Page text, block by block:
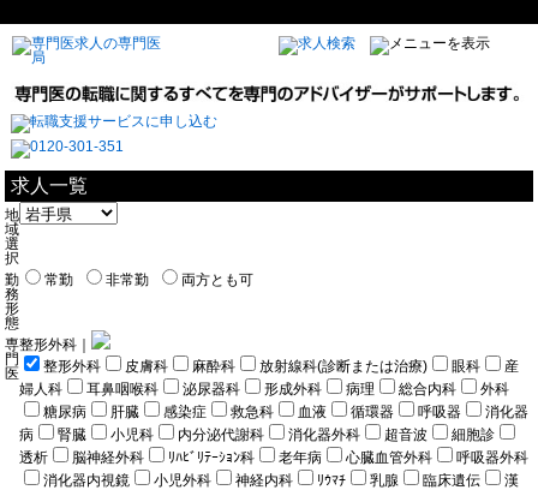
求人一覧
地
域
選
択
勤
務
形
態
常勤 非常勤 両方とも可
専
門
医
整形外科｜
整形外科
皮膚科 麻酔科 放射線科(診断または治療) 眼科
産
婦人科
耳鼻咽喉科 泌尿器科 形成外科 病理 総合内科
外科
糖尿病
肝臓 感染症 救急科 血液 循環器 呼吸器
消化器
病
腎臓 小児科 内分泌代謝科 消化器外科 超音波
細胞診
透析
脳神経外科 ﾘﾊﾋﾞﾘﾃｰｼｮﾝ科 老年病 心臓血管外科
呼吸器外科
消化器内視鏡
小児外科 神経内科 ﾘｳﾏﾁ 乳腺 臨床遺伝
漢